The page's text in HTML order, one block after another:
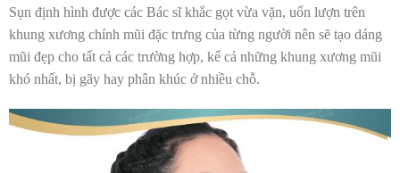
Sụn định hình được các Bác sĩ khắc gọt vừa vặn, uốn lượn trên
khung xương chính mũi đặc trưng của từng người nên sẽ tạo dáng
mũi đẹp cho tất cả các trường hợp, kể cả những khung xương mũi
khó nhất, bị gãy hay phân khúc ở nhiều chỗ.